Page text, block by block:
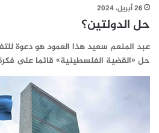
26 أبريل، 2024
حل الدولتين؟
عبد المنعم سعيد هذا العمود هو دعوة
حل «القضية الفلسطينية» قائما على